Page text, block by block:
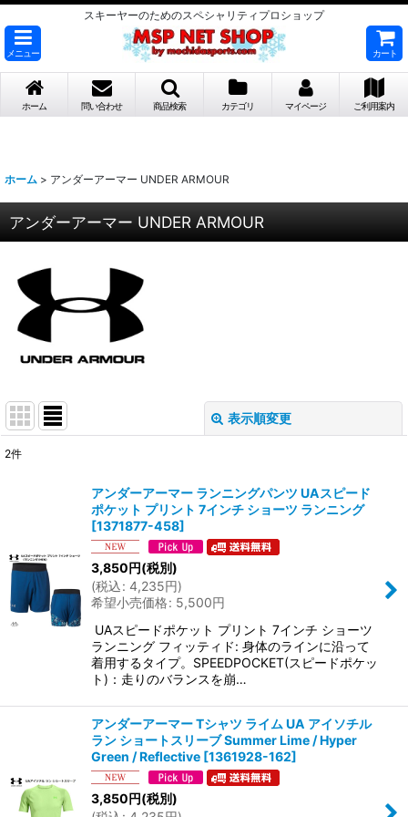
スキーヤーのためのスペシャリティプロショップ
メニュー カート
ホーム 問い合わせ 商品検索 カテゴリ マイページ ご利用案内
ホーム > アンダーアーマー UNDER ARMOUR
アンダーアーマー UNDER ARMOUR
表示順変更
並び順
絞り込む
2件
アンダーアーマー ランニングパンツ UAスピード
ポケット プリント 7インチ ショーツ ランニング
[1371877-458]
3,850円(税別)
(税込: 4,235円)
希望小売価格: 5,500円
UAスピードポケット プリント 7インチ ショーツ
ランニング フィッティド: 身体のラインに沿って
着用するタイプ。SPEEDPOCKET(スピードポケッ
ト)：走りのバランスを崩…
アンダーアーマー Tシャツ ライム UA アイソチル
ラン ショートスリーブ Summer Lime / Hyper
Green / Reflective [1361928-162]
3,850円(税別)